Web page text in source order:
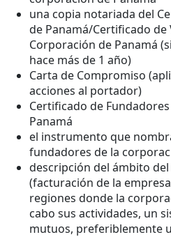
una copia notariada del
de Panamá/Certificado de
Corporación de Panamá
hace más de 1 año)
Carta de Compromiso
acciones al portador)
Certificado de
Panamá
el instrumento que
fundadores de la
descripción del ámbito
(facturación de la
regiones donde la
cabo sus actividades, un
mutuos, preferiblemente